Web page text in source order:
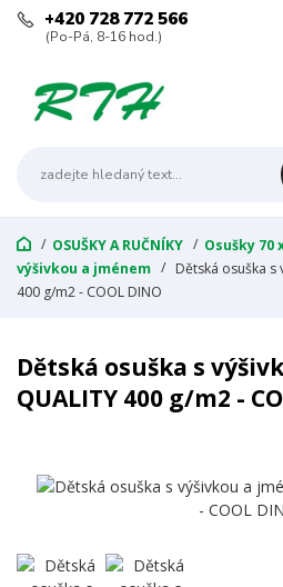
+420 728 772 566
(Po-Pá, 8-16 hod.)
OSUŠKY A RUČNÍKY Osušky 70
výšivkou a jménem
Dětská osuška s
400 g/m2 - COOL DINO
Dětská osuška s
QUALITY 400 g/m2 -